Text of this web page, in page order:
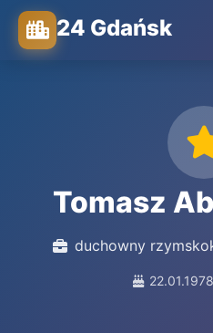
24 Gdańsk
Tomasz
duchowny
22.01.1978